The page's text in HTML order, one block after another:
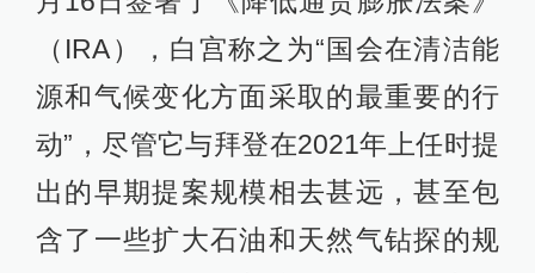
（IRA），白宫称之为“国会在清洁能
源和气候变化方面采取的最重要的行
动”，尽管它与拜登在2021年上任时提
出的早期提案规模相去甚远，甚至包
含了一些扩大石油和天然气钻探的规